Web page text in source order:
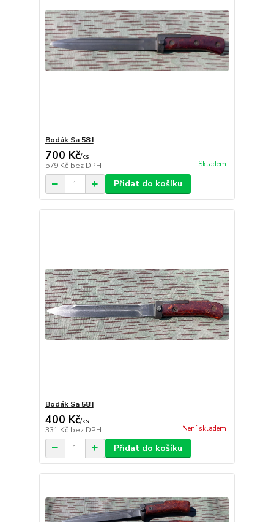
Bodák Sa 58 I
700 Kč/ks
579 Kč bez DPH Skladem
Přidat do košíku
Bodák Sa 58 I
400 Kč/ks
331 Kč bez DPH Není skladem
Přidat do košíku